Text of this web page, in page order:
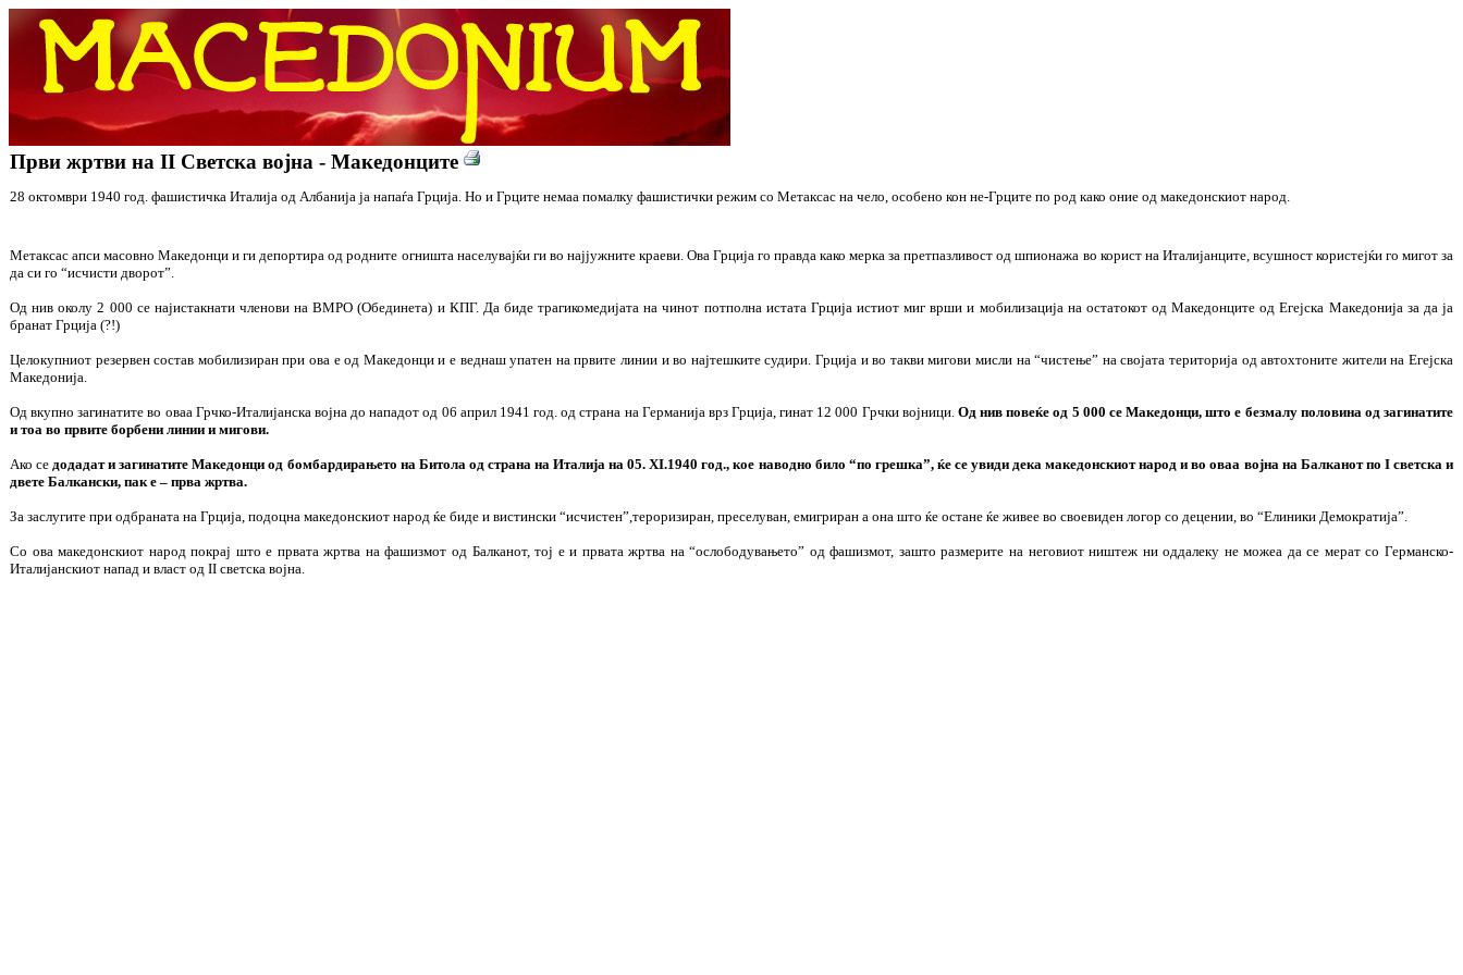
Први жртви на II Светска војна - Македонците
28 октомври 1940 год. фашистичка Италија од Албанија ја напаѓа Грција. Но и Грците немаа помалку фашистички режим со Метаксас на чело, особено кон не-Грците по род како оние од македонскиот народ.
Метаксас апси масовно Македонци и ги депортира од родните огништа населувајќи ги во најјужните краеви. Ова Грција го правда како мерка за претпазливост од шпионажа во корист на Италијанците, всушност користејќи го мигот за
да си го “исчисти дворот”.
Од нив околу 2 000 се најистакнати членови на ВМРО (Обединета) и КПГ. Да биде трагикомедијата на чинот потполна истата Грција истиот миг врши и мобилизација на остатокот од Македонците од Егејска Македонија за да ја
бранат Грција (?!)
Целокупниот резервен состав мобилизиран при ова е од Македонци и е веднаш упатен на првите линии и во најтешките судири. Грција и во такви мигови мисли на “чистење” на својата територија од автохтоните жители на Егејска
Македонија.
Од вкупно загинатите во оваа Грчко-Италијанска војна до нападот од 06 април 1941 год. од страна на Германија врз Грција, гинат 12 000 Грчки војници. Од нив повеќе од 5 000 се Македонци, што е безмалу половина од загинатите
и тоа во првите борбени линии и мигови.
Ако се додадат и загинатите Македонци од бомбардирањето на Битола од страна на Италија на 05. XI.1940 год., кое наводно било “по грешка”, ќе се увиди дека македонскиот народ и во оваа војна на Балканот по I светска и
двете Балкански, пак е – прва жртва.
За заслугите при одбраната на Грција, подоцна македонскиот народ ќе биде и вистински “исчистен”,тероризиран, преселуван, емигриран а она што ќе остане ќе живее во своевиден логор со децении, во “Елиники Демократија”.
Со ова македонскиот народ покрај што е првата жртва на фашизмот од Балканот, тој е и првата жртва на “ослободувањето” од фашизмот, зашто размерите на неговиот ништеж ни оддалеку не можеа да се мерат со Германско-
Италијанскиот напад и власт од II светска војна.